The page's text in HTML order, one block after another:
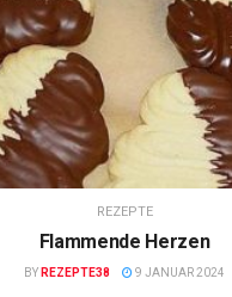
REZEPTE
Flammende Herzen
BY REZEPTE38 9 JANUAR 2024